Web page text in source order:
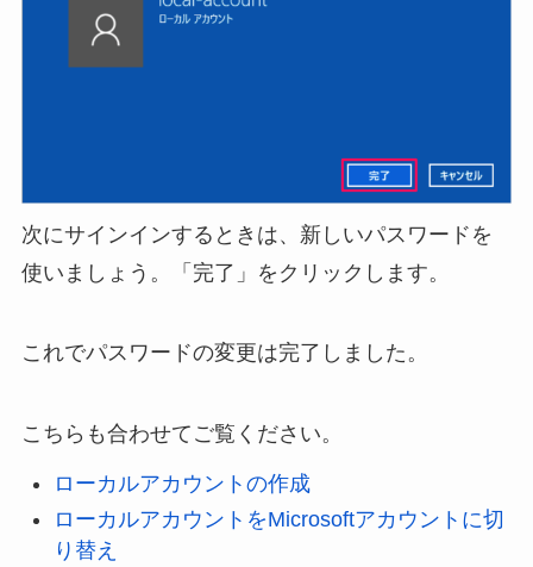
次にサインインするときは、新しいパスワードを
使いましょう。「完了」をクリックします。
これでパスワードの変更は完了しました。
こちらも合わせてご覧ください。
ローカルアカウントの作成
ローカルアカウントをMicrosoftアカウントに切
り替え